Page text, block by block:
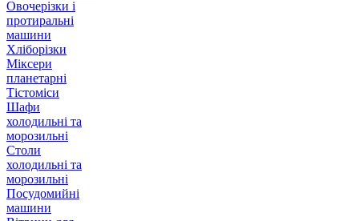
Овочерізки і
протиральні
машини
Хліборізки
Міксери
планетарні
Тістоміси
Шафи
холодильні та
морозильні
Столи
холодильні та
морозильні
Посудомийні
машини